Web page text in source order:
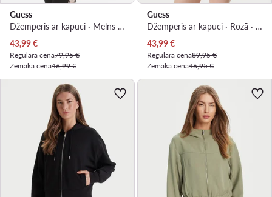
Guess
Džemperis ar kapuci · Melns · Regular Fit
Pašreizējā cena
43,99€
Regulārā cena79,95 €
Zemākā cena46,99 €
Guess
Džemperis ar kapuci · Rozā · Regular Fit
Pašreizējā cena
43,99€
Regulārā cena89,95 €
Zemākā cena46,95 €